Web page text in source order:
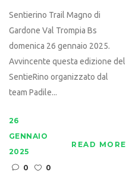
Sentierino Trail Magno di
Gardone Val Trompia Bs
domenica 26 gennaio 2025.
Avvincente questa edizione del
SentieRino organizzato dal
team Padile...
26
GENNAIO
2025
0
0
READ MORE